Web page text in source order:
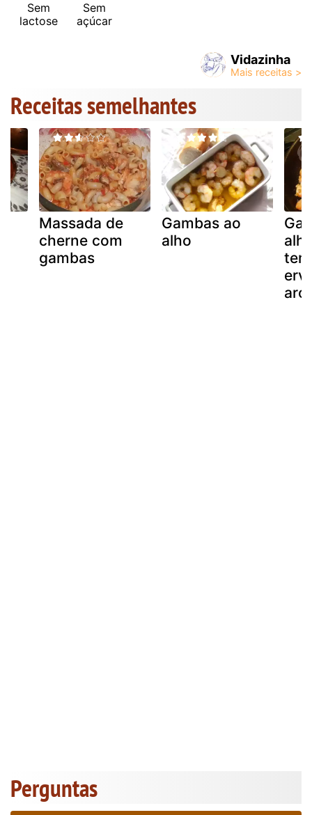
Sem
lactose
Sem
açúcar
Vidazinha
Receitas semelhantes
Massada de
cherne com
gambas
Gambas ao
alho
Perguntas